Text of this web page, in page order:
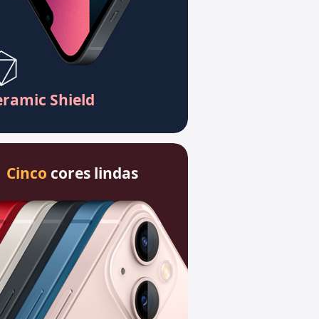
Shield
Cinco cores lindas